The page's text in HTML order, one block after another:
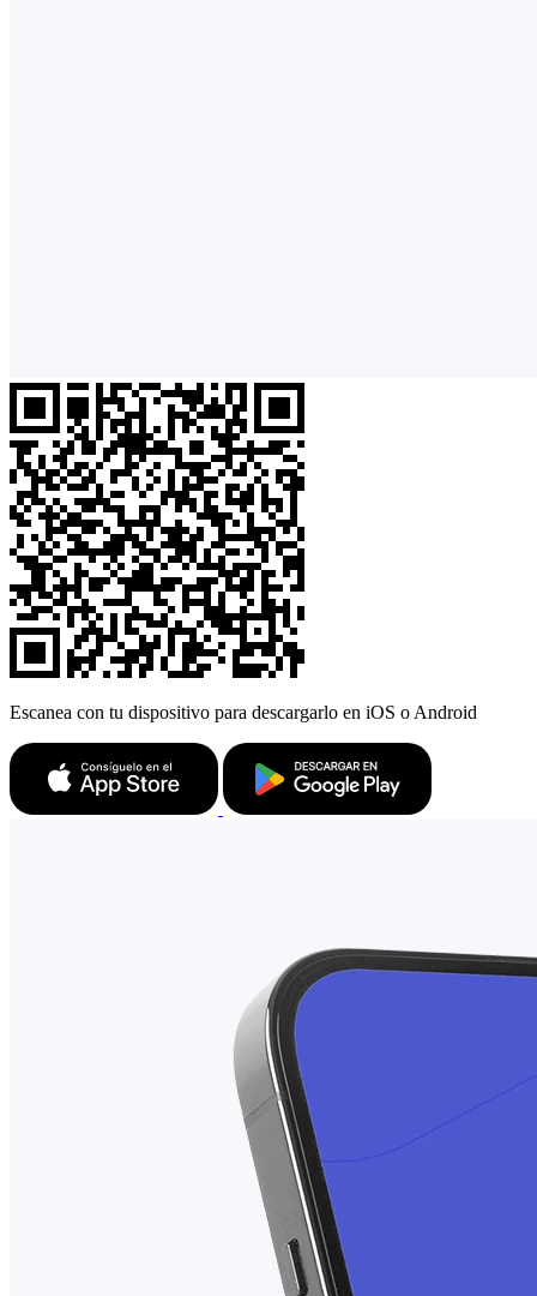
Escanea con tu dispositivo para descargarlo en iOS o Android